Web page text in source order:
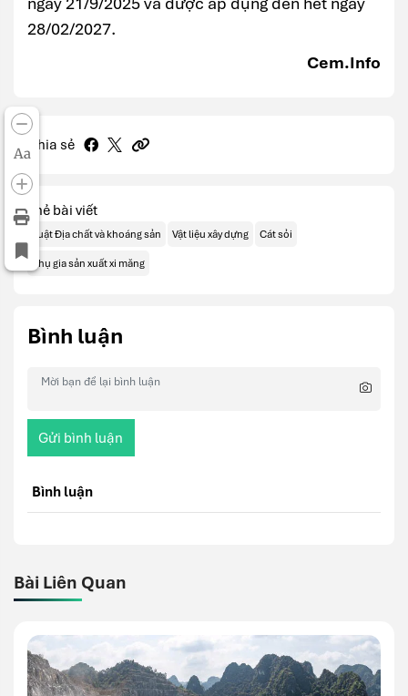
Aa
28/02/2027.
Cem.Info
Chia sẻ
Thẻ bài viết
Luật Địa chất và khoáng sản Vật liệu xây dựng Cát sỏi
Phụ gia sản xuất xi măng
Bình luận
Gửi bình luận
Bình luận
Bài Liên Quan